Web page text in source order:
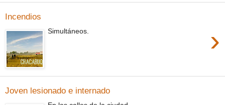
Incendios
›
Simultáneos.
Joven lesionado e internado